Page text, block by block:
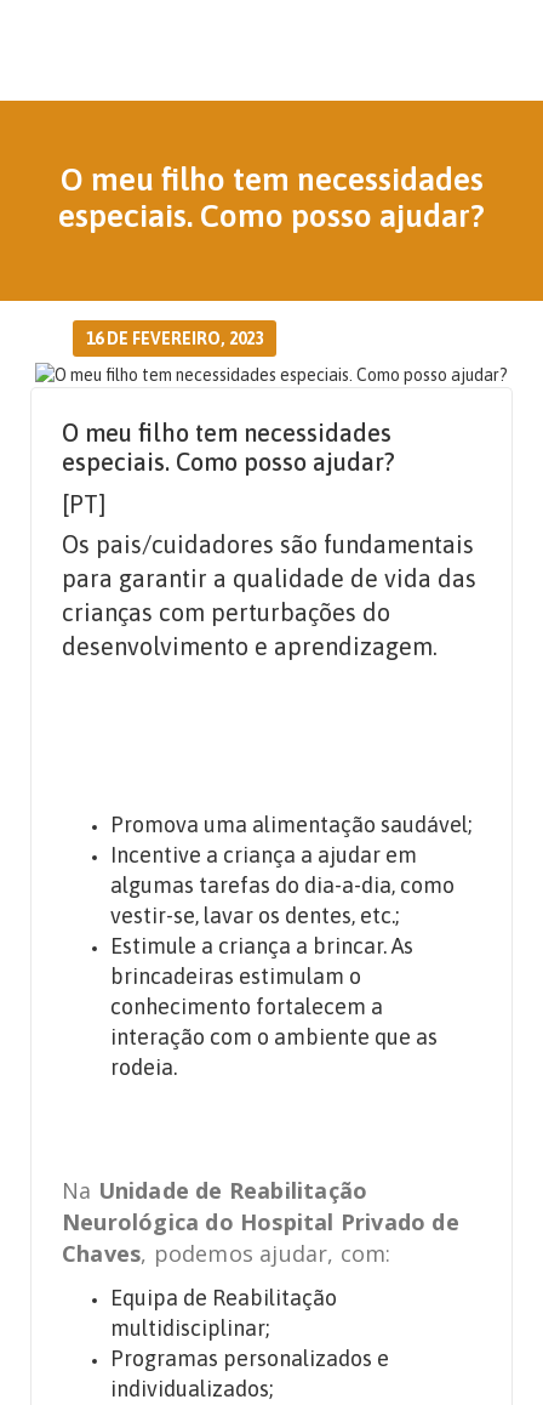
O meu filho tem necessidades
especiais. Como posso ajudar?
16 DE FEVEREIRO, 2023
O meu filho tem necessidades
especiais. Como posso ajudar?
[PT]
Os pais/cuidadores são fundamentais
para garantir a qualidade de vida das
crianças com perturbações do
desenvolvimento e aprendizagem.
Promova uma alimentação saudável;
Incentive a criança a ajudar em
algumas tarefas do dia-a-dia, como
vestir-se, lavar os dentes, etc.;
Estimule a criança a brincar. As
brincadeiras estimulam o
conhecimento fortalecem a
interação com o ambiente que as
rodeia.
Na Unidade de Reabilitação
Neurológica do Hospital Privado de
Chaves, podemos ajudar, com:
Equipa de Reabilitação
multidisciplinar;
Programas personalizados e
individualizados;